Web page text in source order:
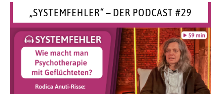
„SYSTEMFEHLER“ – DER PODCAST #29